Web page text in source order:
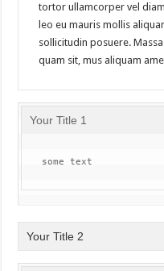
tortor ullamcorper vel
leo eu mauris mollis
sollicitudin posuere.
quam sit, mus aliquam
Your Title 1
some text
Your Title 2